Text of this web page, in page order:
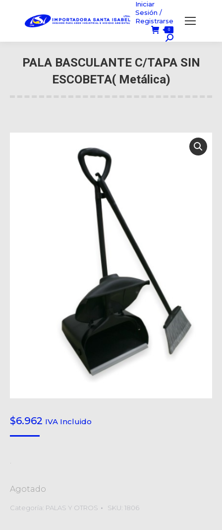
Iniciar
Sesión /
Registrarse
0
Búsqueda:
PALA BASCULANTE C/TAPA SIN
ESCOBETA( Metálica)
$6.962 IVA Incluido
.
Agotado
Categoría: PALAS Y OTROS SKU: 1806